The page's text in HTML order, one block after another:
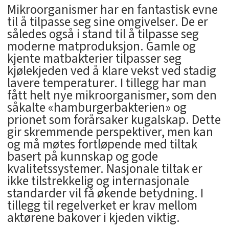
Mikroorganismer har en fantastisk evne
til å tilpasse seg sine omgivelser. De er
således også i stand til å tilpasse seg
moderne matproduksjon. Gamle og
kjente matbakterier tilpasser seg
kjølekjeden ved å klare vekst ved stadig
lavere temperaturer. I tillegg har man
fått helt nye mikroorganismer, som den
såkalte «hamburgerbakterien» og
prionet som forårsaker kugalskap. Dette
gir skremmende perspektiver, men kan
og må møtes fortløpende med tiltak
basert på kunnskap og gode
kvalitetssystemer. Nasjonale tiltak er
ikke tilstrekkelig og internasjonale
standarder vil få økende betydning. I
tillegg til regelverket er krav mellom
aktørene bakover i kjeden viktig.